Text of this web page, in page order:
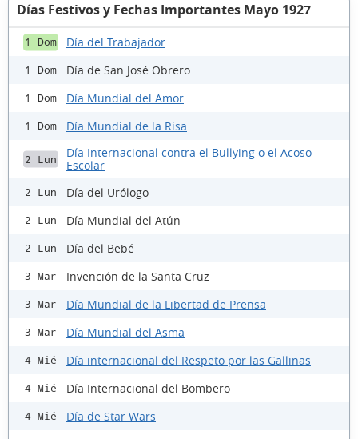
Días Festivos y Fechas Importantes Mayo 1927
1 Dom Día del Trabajador
1 Dom Día de San José Obrero
1 Dom Día Mundial del Amor
1 Dom Día Mundial de la Risa
2 Lun
Día Internacional contra el Bullying o el Acoso
Escolar
2 Lun Día del Urólogo
2 Lun Día Mundial del Atún
2 Lun Día del Bebé
3 Mar Invención de la Santa Cruz
3 Mar Día Mundial de la Libertad de Prensa
3 Mar Día Mundial del Asma
4 Mié Día internacional del Respeto por las Gallinas
4 Mié Día Internacional del Bombero
4 Mié Día de Star Wars